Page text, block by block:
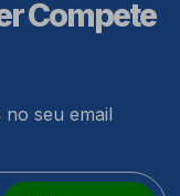
Compete
no seu email